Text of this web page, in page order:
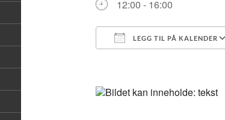
12:00 - 16:00
LEGG TIL PÅ KALENDER